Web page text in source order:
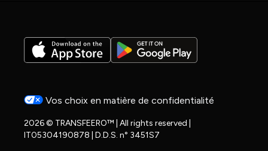
Vos choix en matière de confidentialité
2026 © TRANSFEERO™ | All rights reserved |
IT05304190878 | D.D.S. n° 3451S7